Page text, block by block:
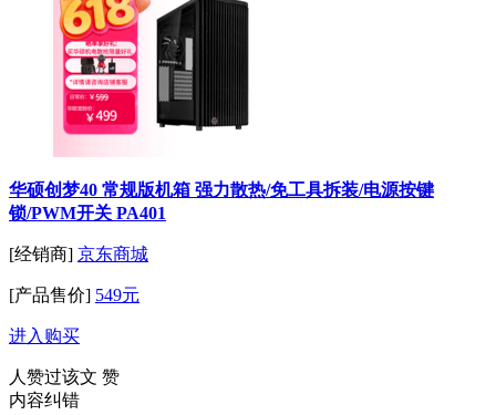
华硕创梦40 常规版机箱 强力散热/免工具拆装/电源按键
锁/PWM开关 PA401
[经销商] 京东商城
[产品售价] 549元
进入购买
人赞过该文 赞
内容纠错